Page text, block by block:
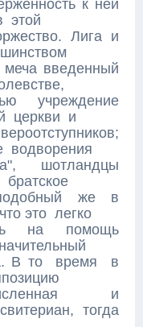
к ней
этой
Лига и
введенный
учреждение
церкви и
водворения
шотландцы
подобный же в
это легко
на помощь
В то время в
и
тогда